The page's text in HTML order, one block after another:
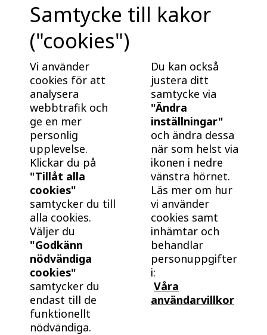
Fördelar med nybyggt från BoKlok
Nybyggt är energieffektivt och underhållsfritt. Bra
för plånboken, och bra för klimatet! Ta reda på varför
det är klokt att köpa och bo i ett nybyggt hem från
BoKlok.
Samtycke till kakor
("cookies")
Vi använder
cookies för att
analysera
webbtrafik och
ge en mer
personlig
upplevelse.
Klickar du på
"Tillåt alla
cookies"
samtycker du till
alla cookies.
Väljer du
"Godkänn
nödvändiga
cookies"
samtycker du
endast till de
funktionellt
nödvändiga.
Du kan också
justera ditt
samtycke via
"Ändra
inställningar"
och ändra dessa
när som helst via
ikonen i nedre
vänstra hörnet.
Läs mer om hur
vi använder
cookies samt
inhämtar och
behandlar
personuppgifter
i:
Våra
användarvillkor